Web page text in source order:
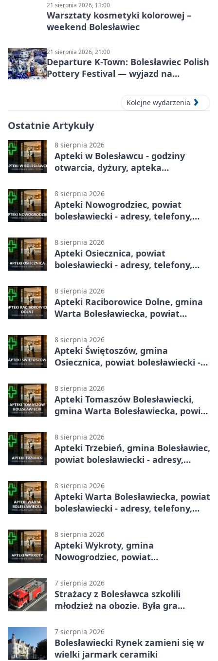
21 sierpnia 2026, 13:00
Warsztaty kosmetyki kolorowej –
weekend Bolesławiec
21 sierpnia 2026, 21:00
Departure K-Town: Bolesławiec Polish
Pottery Festival — wyjazd na
Kolejne wydarzenia
Ostatnie Artykuły
8 sierpnia 2026
Apteki w Bolesławcu - godziny
otwarcia, dyżury, apteka
8 sierpnia 2026
Apteki Nowogrodziec, powiat
bolesławiecki - adresy, telefony,
8 sierpnia 2026
Apteki Osiecznica, powiat
bolesławiecki - adresy, telefony,
8 sierpnia 2026
Apteki Raciborowice Dolne, gmina
Warta Bolesławiecka, powiat
godziny otwarcia
8 sierpnia 2026
Apteki Świętoszów, gmina
Osiecznica, powiat bolesławiecki -
8 sierpnia 2026
Apteki Tomaszów Bolesławiecki,
gmina Warta Bolesławiecka, powiat
godziny otwarcia
8 sierpnia 2026
Apteki Trzebień, gmina Bolesławiec,
powiat bolesławiecki - adresy,
8 sierpnia 2026
Apteki Warta Bolesławiecka, powiat
bolesławiecki - adresy, telefony,
8 sierpnia 2026
Apteki Wykroty, gmina
Nowogrodziec, powiat
godziny otwarcia
7 sierpnia 2026
Strażacy z Bolesławca szkolili
młodzież na obozie. Była gra
7 sierpnia 2026
Bolesławiecki Rynek zamieni się w
wielki jarmark ceramiki